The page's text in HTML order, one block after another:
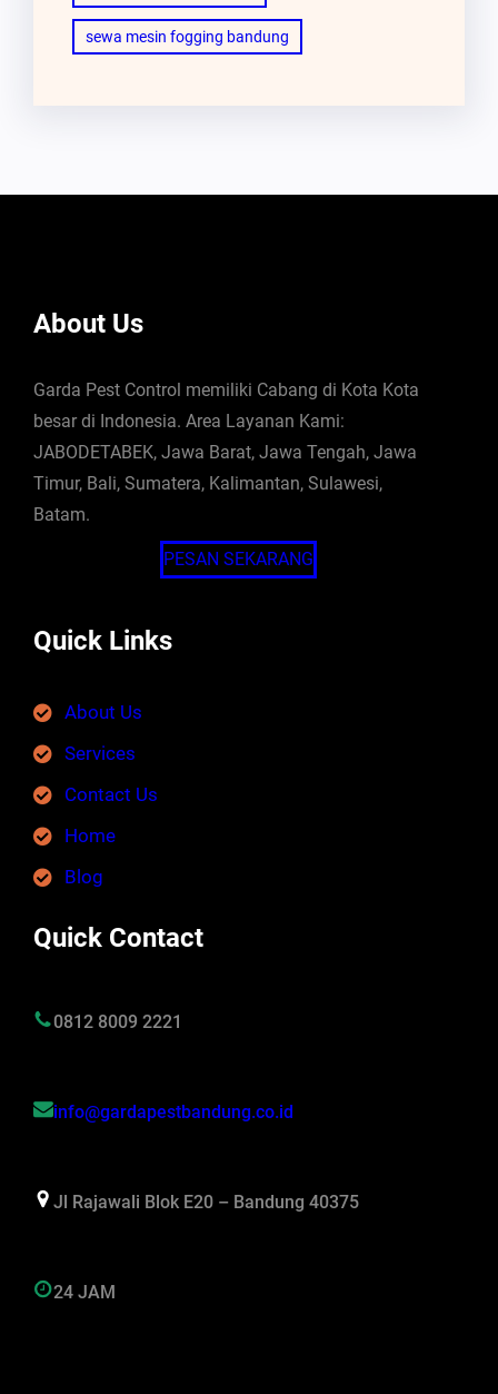
sewa mesin fogging bandung
About Us
Garda Pest Control memiliki Cabang di Kota Kota
besar di Indonesia. Area Layanan Kami:
JABODETABEK, Jawa Barat, Jawa Tengah, Jawa
Timur, Bali, Sumatera, Kalimantan, Sulawesi,
Batam.
PESAN SEKARANG
Quick Links
About Us
Services
Contact Us
Home
Blog
Quick Contact
0812 8009 2221
info@gardapestbandung.co.id
Jl Rajawali Blok E20 – Bandung 40375
24 JAM